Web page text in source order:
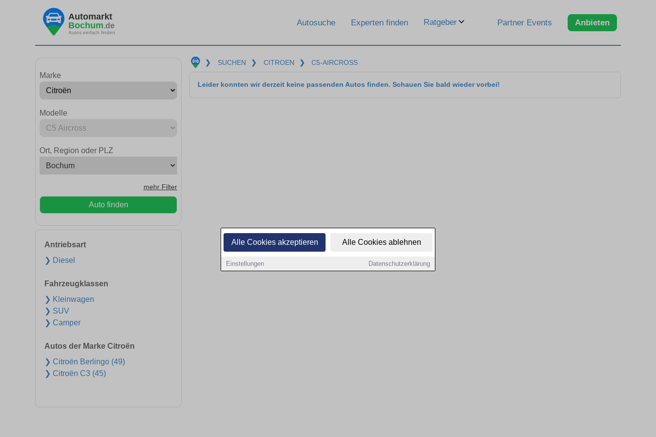
Alle Cookies akzeptieren Alle Cookies ablehnen
Einstellungen Datenschutzerklärung
Automarkt
Bochum.de
Autos einfach finden
Autosuche Experten finden Ratgeber Partner Events Anbieten
Marke
Modelle
Ort, Region oder PLZ
mehr Filter
Auto finden
Antriebsart
❯ Diesel
Fahrzeugklassen
❯ Kleinwagen
❯ SUV
❯ Camper
Autos der Marke Citroën
❯ Citroën Berlingo (49)
❯ Citroën C3 (45)
❯ SUCHEN ❯ CITROEN ❯ C5-AIRCROSS
Leider konnten wir derzeit keine passenden Autos finden. Schauen Sie bald wieder vorbei!